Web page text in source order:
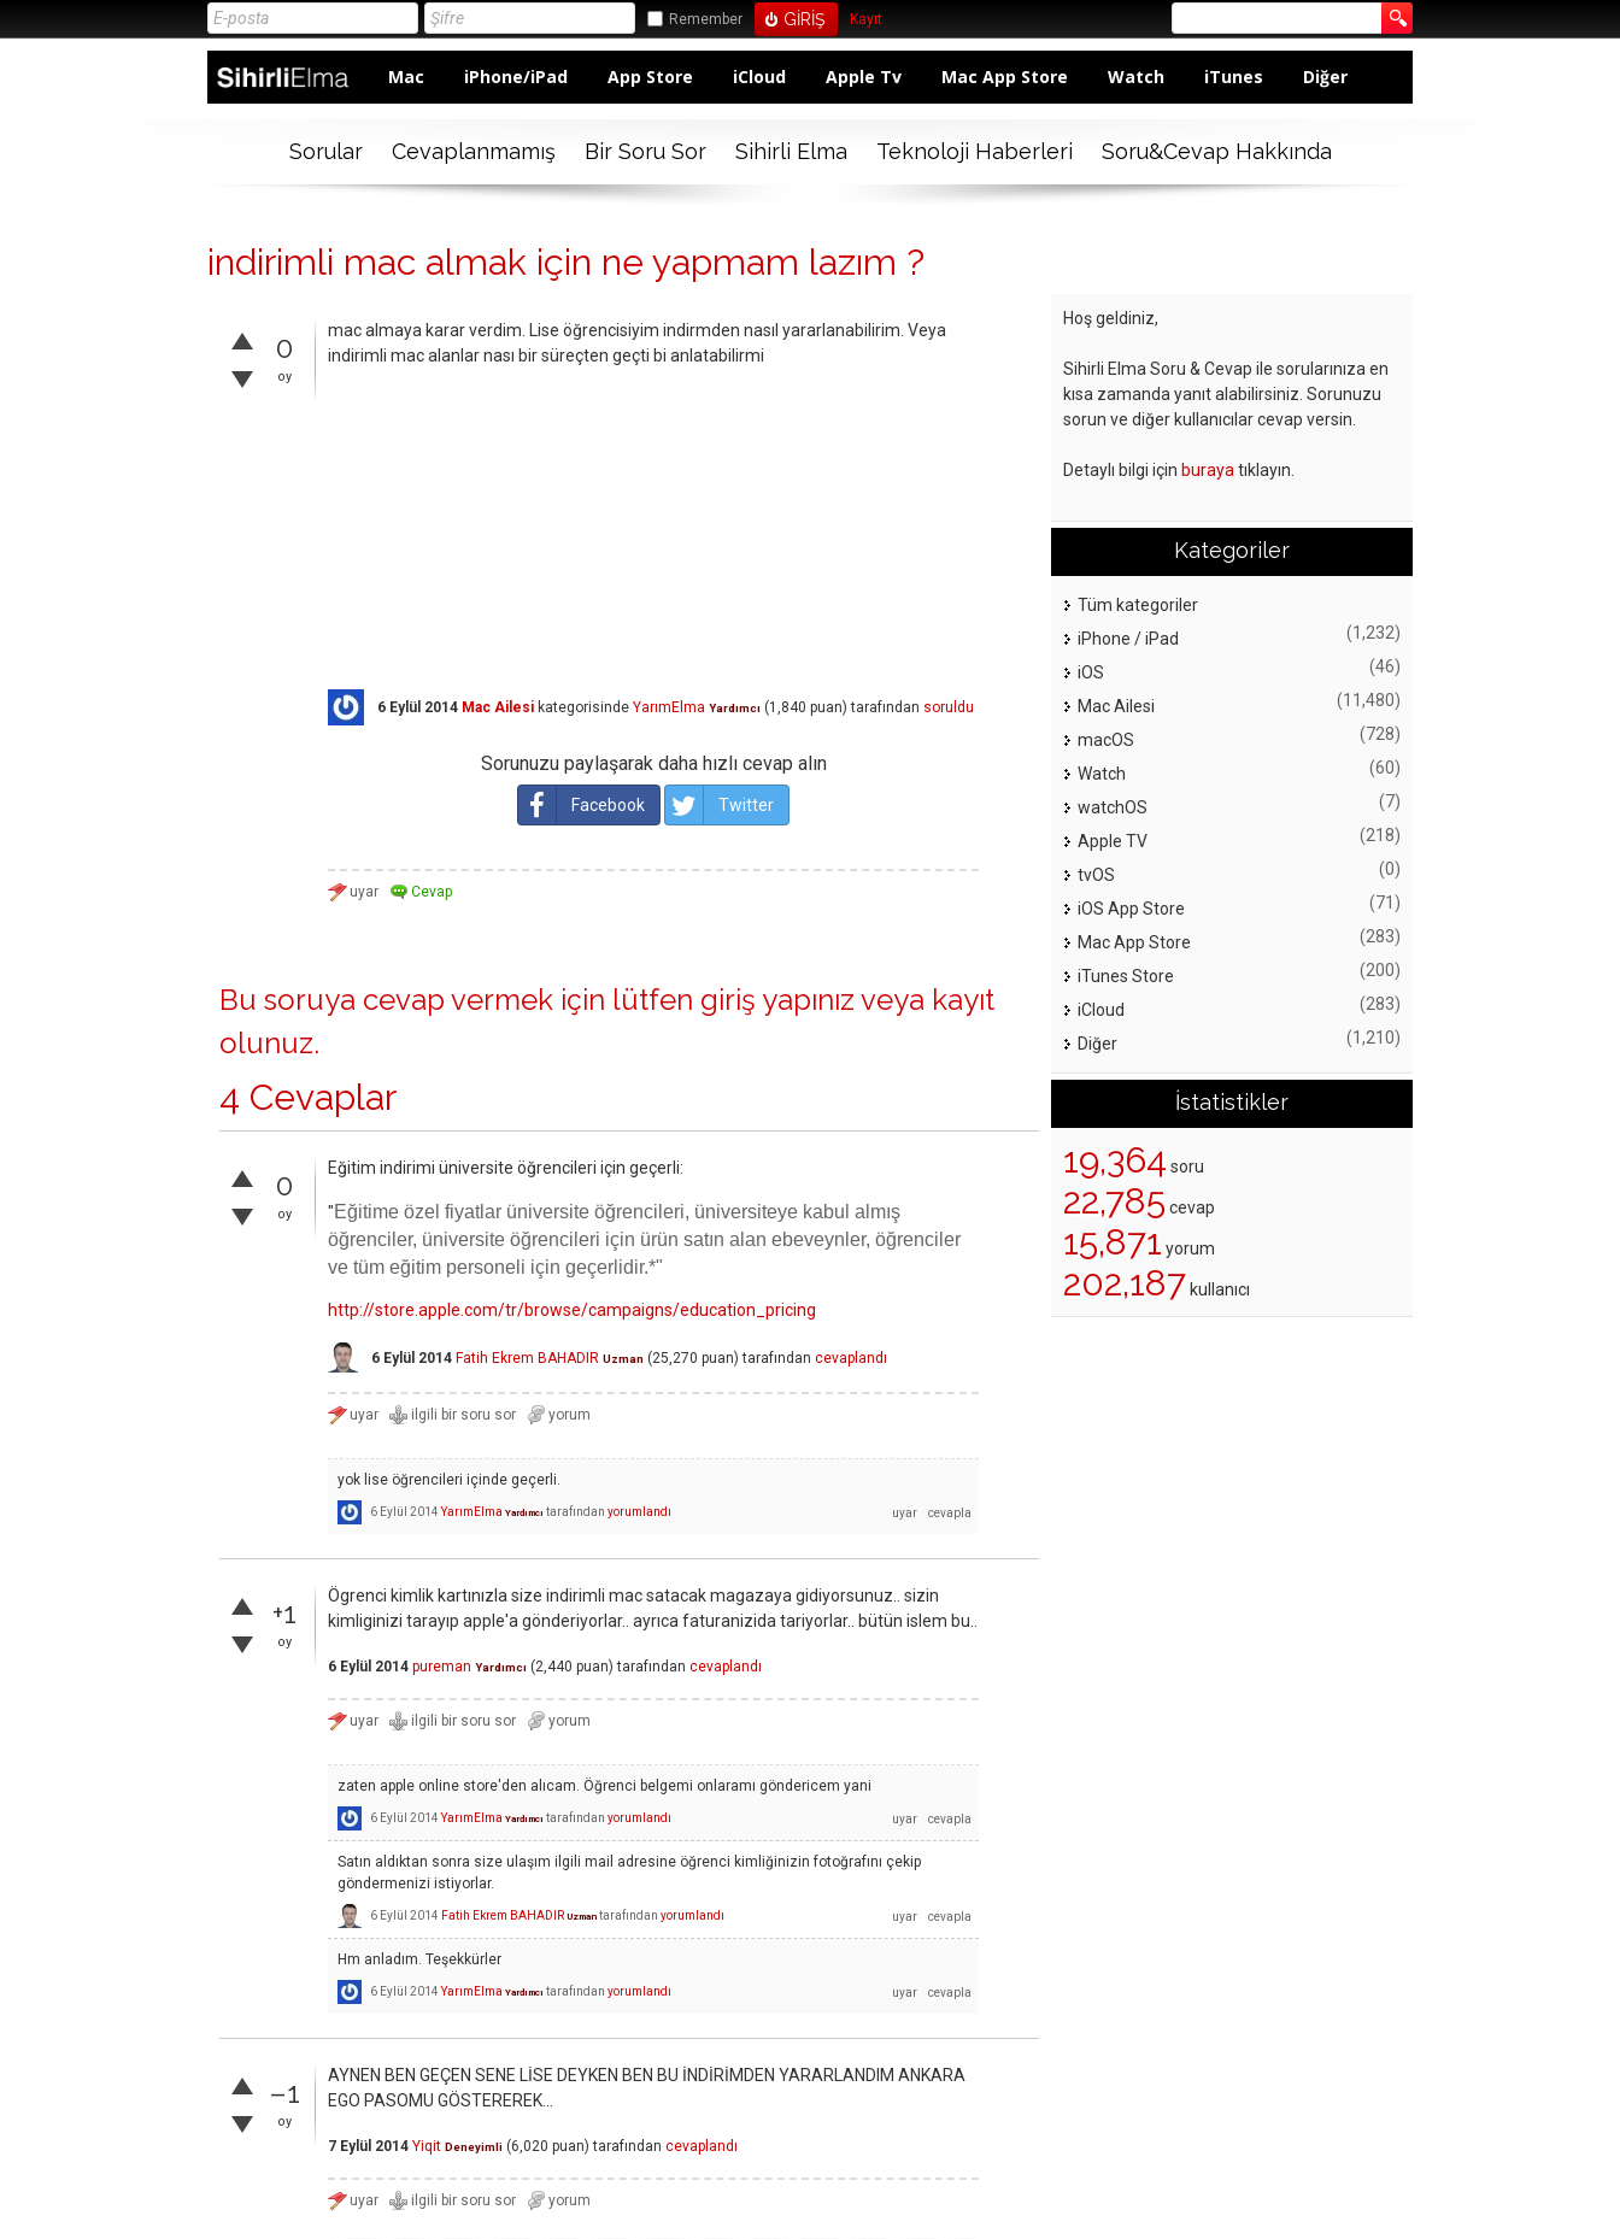
Remember Kayıt
Mac iPhone/iPad App Store iCloud Apple Tv Mac App Store Watch iTunes Diğer
Sorular Cevaplanmamış Bir Soru Sor Sihirli Elma Teknoloji Haberleri Soru&Cevap Hakkında
indirimli mac almak için ne yapmam lazım ?
0
oy
mac almaya karar verdim. Lise öğrencisiyim indirmden nasıl yararlanabilirim. Veya
indirimli mac alanlar nası bir süreçten geçti bi anlatabilirmi
6 Eylül 2014 Mac Ailesi kategorisinde YarımElma Yardımcı (1,840 puan) tarafından soruldu
Sorunuzu paylaşarak daha hızlı cevap alın
Facebook Twitter
Bu soruya cevap vermek için lütfen giriş yapınız veya kayıt
olunuz.
4 Cevaplar
0
oy
Eğitim indirimi üniversite öğrencileri için geçerli:
"Eğitime özel fiyatlar üniversite öğrencileri, üniversiteye kabul almış
öğrenciler, üniversite öğrencileri için ürün satın alan ebeveynler, öğrenciler
ve tüm eğitim personeli için geçerlidir.*"
http://store.apple.com/tr/browse/campaigns/education_pricing
6 Eylül 2014 Fatih Ekrem BAHADIR Uzman (25,270 puan) tarafından cevaplandı
yok lise öğrencileri içinde geçerli.
6 Eylül 2014 YarımElma Yardımcı tarafından yorumlandı
+1
oy
Ögrenci kimlik kartınızla size indirimli mac satacak magazaya gidiyorsunuz.. sizin
kimliginizi tarayıp apple'a gönderiyorlar.. ayrıca faturanizida tariyorlar.. bütün islem bu..
6 Eylül 2014 pureman Yardımcı (2,440 puan) tarafından cevaplandı
zaten apple online store'den alıcam. Öğrenci belgemi onlaramı göndericem yani
6 Eylül 2014 YarımElma Yardımcı tarafından yorumlandı
Satın aldıktan sonra size ulaşım ilgili mail adresine öğrenci kimliğinizin fotoğrafını çekip
göndermenizi istiyorlar.
6 Eylül 2014 Fatih Ekrem BAHADIR Uzman tarafından yorumlandı
Hm anladım. Teşekkürler
6 Eylül 2014 YarımElma Yardımcı tarafından yorumlandı
–1
oy
AYNEN BEN GEÇEN SENE LİSE DEYKEN BEN BU İNDİRİMDEN YARARLANDIM ANKARA
EGO PASOMU GÖSTEREREK...
7 Eylül 2014 Yiqit Deneyimli (6,020 puan) tarafından cevaplandı
Hoş geldiniz,
Sihirli Elma Soru & Cevap ile sorularınıza en
kısa zamanda yanıt alabilirsiniz. Sorunuzu
sorun ve diğer kullanıcılar cevap versin.
Detaylı bilgi için buraya tıklayın.
Kategoriler
Tüm kategoriler
iPhone / iPad
(1,232)
iOS (46)
Mac Ailesi (11,480)
macOS (728)
Watch (60)
watchOS (7)
Apple TV (218)
tvOS (0)
iOS App Store (71)
Mac App Store (283)
iTunes Store (200)
iCloud (283)
Diğer (1,210)
İstatistikler
19,364 soru
22,785 cevap
15,871 yorum
202,187 kullanıcı